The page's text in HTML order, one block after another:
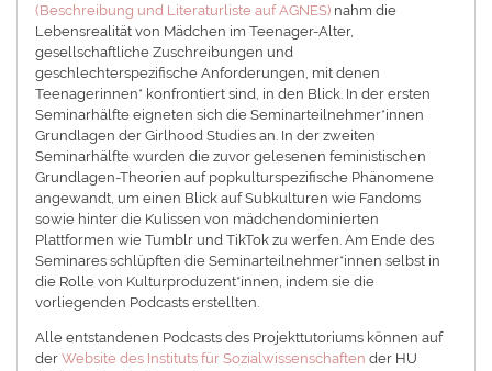
(Beschreibung und Literaturliste auf AGNES) nahm die
Lebensrealität von Mädchen im Teenager-Alter,
gesellschaftliche Zuschreibungen und
geschlechterspezifische Anforderungen, mit denen
Teenagerinnen* konfrontiert sind, in den Blick. In der ersten
Seminarhälfte eigneten sich die Seminarteilnehmer*innen
Grundlagen der Girlhood Studies an. In der zweiten
Seminarhälfte wurden die zuvor gelesenen feministischen
Grundlagen-Theorien auf popkulturspezifische Phänomene
angewandt, um einen Blick auf Subkulturen wie Fandoms
sowie hinter die Kulissen von mädchendominierten
Plattformen wie Tumblr und TikTok zu werfen. Am Ende des
Seminares schlüpften die Seminarteilnehmer*innen selbst in
die Rolle von Kulturproduzent*innen, indem sie die
vorliegenden Podcasts erstellten.
Alle entstandenen Podcasts des Projekttutoriums können auf
derWebsite des Instituts für Sozialwissenschaften der HU